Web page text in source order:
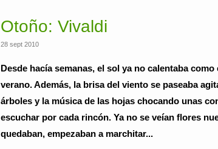
Otoño: Vivaldi
28 sept 2010
Desde hacía semanas, el sol ya no calentaba
verano. Además, la brisa del viento se paseaba
árboles y la música de las hojas chocando unas
escuchar por cada rincón. Ya no se veían flores
quedaban, empezaban a marchitar...